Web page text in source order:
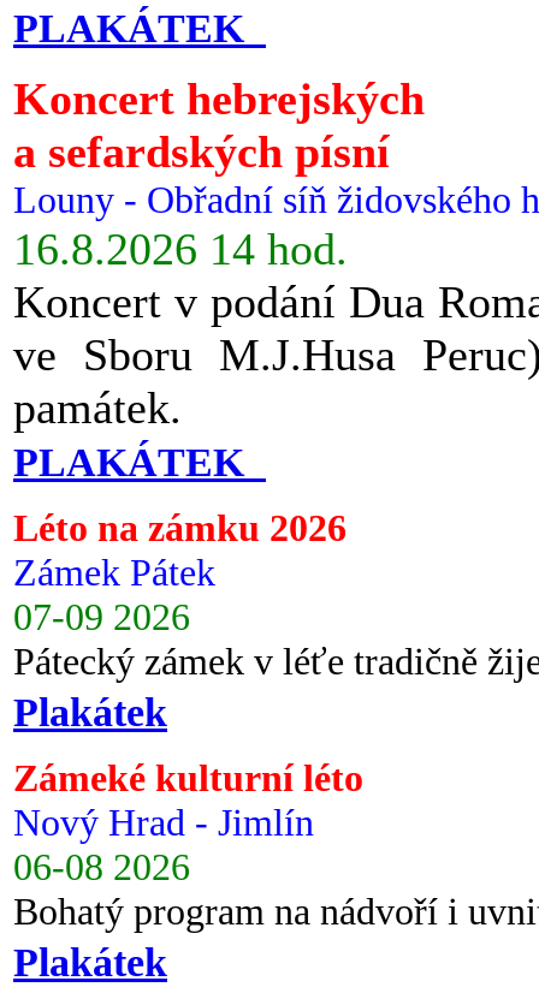
PLAKÁTEK
Koncert hebrejských
a sefardských písní
Louny - Obřadní síň židovského
16.8.2026 14 hod.
Koncert v podání Dua
ve Sboru M.J.Husa
památek.
PLAKÁTEK
Léto na zámku 2026
Zámek Pátek
07-09 2026
Pátecký zámek v léťe tradičně
Plakátek
Zámeké kulturní léto
Nový Hrad - Jimlín
06-08 2026
Bohatý program na nádvoří i
Plakátek